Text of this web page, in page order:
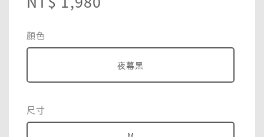
顏色
夜幕黑
尺寸